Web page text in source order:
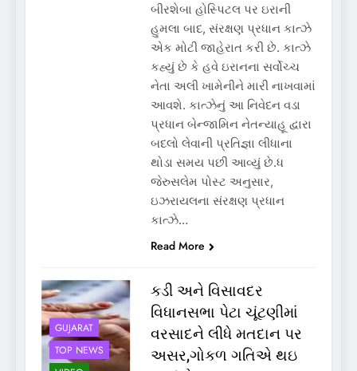
બીરશેબા હોસ્પિટલ પર ઇરાની
હુમલા બાદ, સંરક્ષણ પ્રધાન કાત્ઝે
એક મોટી જાહેરાત કરી છે. કાત્ઝે
કહ્યું છે કે હવે ઇરાનના સર્વોચ્ચ
નેતા અલી ખામેનીને મારી નાખવામાં
આવશે. કાત્ઝેનું આ નિવેદન વડા
પ્રધાન બેન્જામિન નેતન્યાહૂ દ્વારા
બદલો લેવાની પ્રતિજ્ઞા લીધાના
થોડા સમય પછી આવ્યું છે.ધ
જેરુસલેમ પોસ્ટ અનુસાર,
ઇઝરાયલના સંરક્ષણ પ્રધાન
કાત્ઝે…
Read More
GUJARAT
TOP NEWS
કડી અને વિસાવદર
વિધાનસભા પેટા ચૂંટણીમાં
વરસાદને લીધે મતદાન પર
અસર,ગોકળ ગતિએ થઇ